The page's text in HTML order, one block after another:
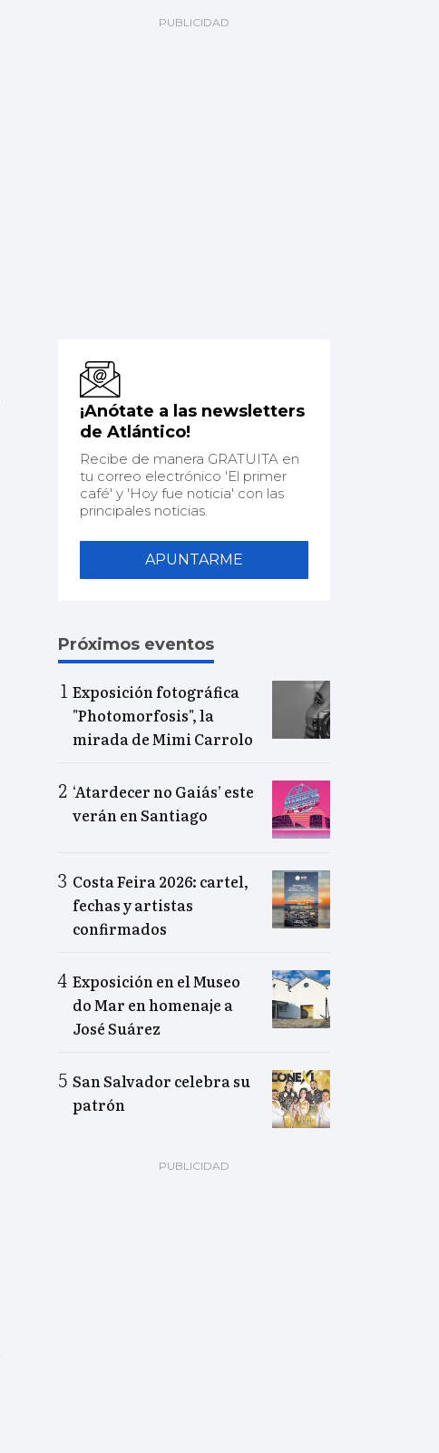
¡Anótate a las newsletters
de Atlántico!
Recibe de manera GRATUITA en
tu correo electrónico 'El primer
café' y 'Hoy fue noticia' con las
principales noticias.
APUNTARME
Próximos eventos
Exposición fotográfica
"Photomorfosis", la
mirada de Mimi Carrolo
‘Atardecer no Gaiás’ este
verán en Santiago
Costa Feira 2026: cartel,
fechas y artistas
confirmados
Exposición en el Museo
do Mar en homenaje a
José Suárez
San Salvador celebra su
patrón